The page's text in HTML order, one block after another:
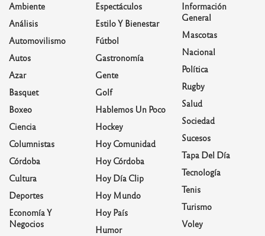
Ambiente
Análisis
Automovilismo
Autos
Azar
Basquet
Boxeo
Ciencia
Columnistas
Córdoba
Cultura
Deportes
Economía Y
Negocios
Espectáculos
Estilo Y Bienestar
Fútbol
Gastronomía
Gente
Golf
Hablemos Un Poco
Hockey
Hoy Comunidad
Hoy Córdoba
Hoy Día Clip
Hoy Mundo
Hoy País
Humor
Información
General
Mascotas
Nacional
Política
Rugby
Salud
Sociedad
Sucesos
Tapa Del Día
Tecnología
Tenis
Turismo
Voley